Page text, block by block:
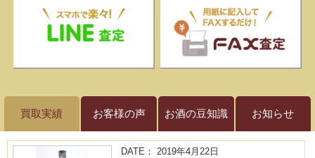
買取実績 お客様の声 お酒の豆知識 お知らせ
DATE： 2019年4月22日